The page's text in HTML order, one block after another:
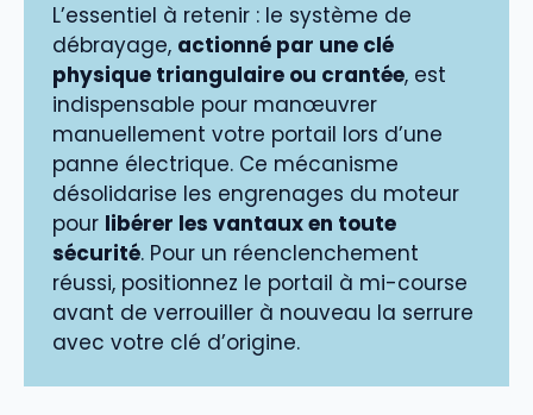
L’essentiel à retenir : le système de
débrayage, actionné par une clé
physique triangulaire ou crantée, est
indispensable pour manœuvrer
manuellement votre portail lors d’une
panne électrique. Ce mécanisme
désolidarise les engrenages du moteur
pour libérer les vantaux en toute
sécurité. Pour un réenclenchement
réussi, positionnez le portail à mi-course
avant de verrouiller à nouveau la serrure
avec votre clé d’origine.